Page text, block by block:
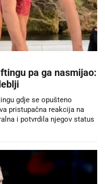
pa ga nasmijao:
gdje se opušteno
pristupačna reakcija na
i potvrdila njegov status